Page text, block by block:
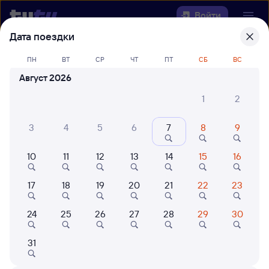
Войти
Выберите день, чтобы найтиж/д
билеты Залари — Чад
42 млн путешествуют с
Когда
Кто едет
Дата поездки
ПН ВТ СР ЧТ ПТ СБ ВС
Август 2026
1
2
3 4 5 6 7 8 9
10 11 12 13 14 15 16
17 18 19 20 21 22 23
24 25 26 27 28 29 30
31